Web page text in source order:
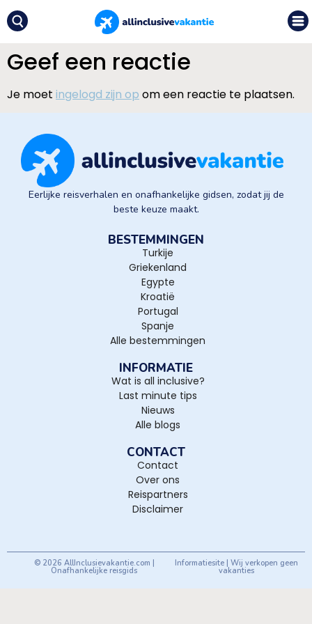
Geef een reactie
Je moet ingelogd zijn op om een reactie te plaatsen.
Eerlijke reisverhalen en onafhankelijke gidsen, zodat jij de
beste keuze maakt.
BESTEMMINGEN
Turkije
Griekenland
Egypte
Kroatië
Portugal
Spanje
Alle bestemmingen
INFORMATIE
Wat is all inclusive?
Last minute tips
Nieuws
Alle blogs
CONTACT
Contact
Over ons
Reispartners
Disclaimer
© 2026 AllInclusievakantie.com |
Onafhankelijke reisgids
Informatiesite | Wij verkopen geen
vakanties